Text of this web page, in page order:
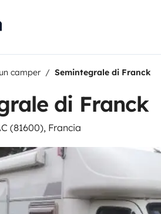
camper Semintegrale di Franck
di Franck
(81600), Francia